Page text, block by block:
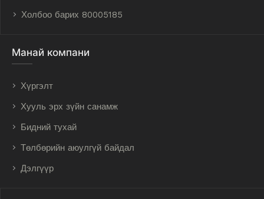
Холбоо барих 80005185
Манай компани
Хүргэлт
Хууль эрх зүйн санамж
Бидний тухай
Төлбөрийн аюулгүй байдал
Дэлгүүр